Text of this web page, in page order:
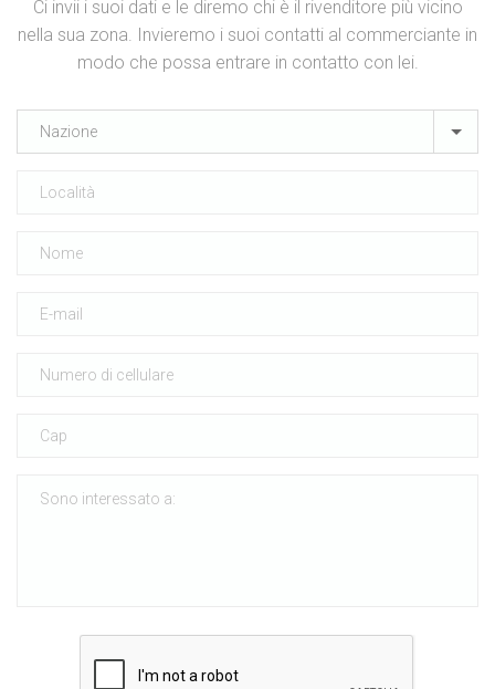
Ci invii i suoi dati e le diremo chi è il rivenditore più vicino
nella sua zona. Invieremo i suoi contatti al commerciante in
modo che possa entrare in contatto con lei.
Nazione